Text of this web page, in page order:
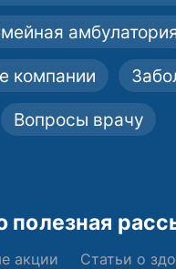
компании
Вопросы врачу
полезная
акции
Статьи о